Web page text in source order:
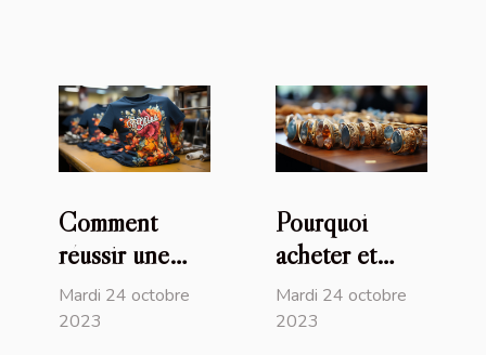
Comment
réussir une
impression sur
T-shirt en
Mardi 24 octobre
2023
Pourquoi
acheter et
utiliser les
bijoux faits à
Mardi 24 octobre
2023